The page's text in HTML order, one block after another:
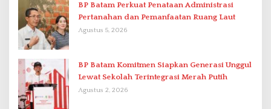
BP Batam Perkuat Penataan Administrasi
Pertanahan dan Pemanfaatan Ruang Laut
Agustus 5, 2026
BP Batam Komitmen Siapkan Generasi Unggul
Lewat Sekolah Terintegrasi Merah Putih
Agustus 2, 2026